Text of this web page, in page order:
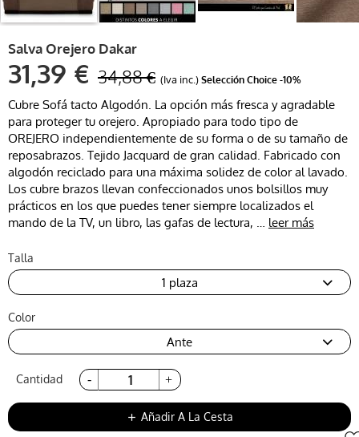
Salva Orejero Dakar
31,39 € 34,88 € (Iva inc.) Selección Choice -10%
Cubre Sofá tacto Algodón. La opción más fresca y agradable
para proteger tu orejero. Apropiado para todo tipo de
OREJERO independientemente de su forma o de su tamaño de
reposabrazos. Tejido Jacquard de gran calidad. Fabricado con
algodón reciclado para una máxima solidez de color al lavado.
Los cubre brazos llevan confeccionados unos bolsillos muy
prácticos en los que puedes tener siempre localizados el
mando de la TV, un libro, las gafas de lectura, … leer más
Talla
1 plaza
Color
Ante
add Añadir A La Cesta
Cantidad